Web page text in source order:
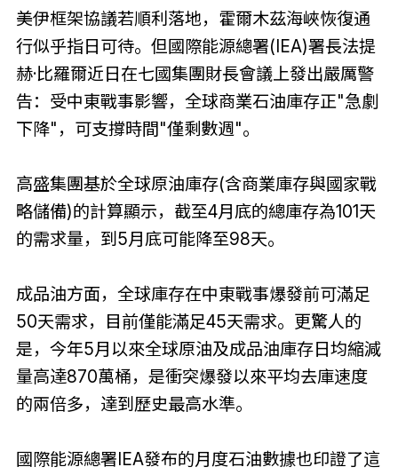
美伊框架協議若順利落地，霍爾木茲海峽恢復通
行似乎指日可待。但國際能源總署(IEA)署長法提
赫·比羅爾近日在七國集團財長會議上發出嚴厲警
告：受中東戰事影響，全球商業石油庫存正"急劇
下降"，可支撐時間"僅剩數週"。
高盛集團基於全球原油庫存(含商業庫存與國家戰
略儲備)的計算顯示，截至4月底的總庫存為101天
的需求量，到5月底可能降至98天。
成品油方面，全球庫存在中東戰事爆發前可滿足
50天需求，目前僅能滿足45天需求。更驚人的
是，今年5月以來全球原油及成品油庫存日均縮減
量高達870萬桶，是衝突爆發以來平均去庫速度
的兩倍多，達到歷史最高水準。
國際能源總署IEA發布的月度石油數據也印證了這